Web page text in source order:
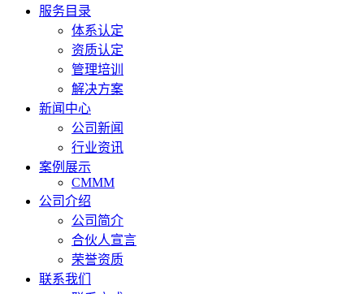
服务目录
体系认定
资质认定
管理培训
解决方案
新闻中心
公司新闻
行业资讯
案例展示
CMMM
公司介绍
公司简介
合伙人宣言
荣誉资质
联系我们